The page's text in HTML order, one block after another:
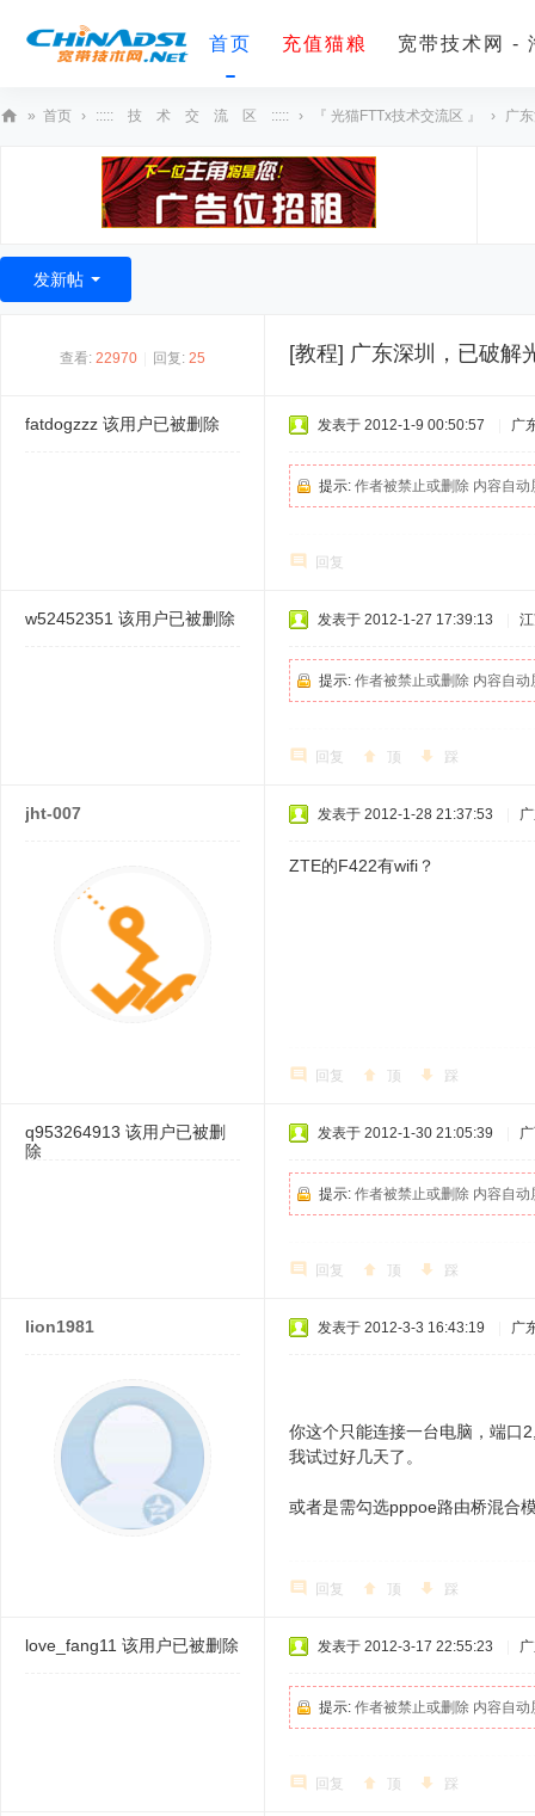
首页 充值猫粮 宽带技术网 -
术
» 首页 › ::::: 技 术 交 流 区 ::::: › 『 光猫FTTx技术交流区 』 › 广
发新帖
查看: 22970 回复: 25 [教程] 广东深圳，已破解
fatdogzzz 该用户已被删除 发表于 2012-1-9 00:50:57 广
提示: 作者被禁止或删除 内容自动
回复
w52452351 该用户已被删除 发表于 2012-1-27 17:39:13
提示: 作者被禁止或删除 内容自动
回复 顶 踩
jht-007 发表于 2012-1-28 21:37:53
ZTE的F422有wifi？
回复 顶 踩
q953264913 该用户已被删
除
发表于 2012-1-30 21:05:39
提示: 作者被禁止或删除 内容自动
回复 顶 踩
lion1981 发表于 2012-3-3 16:43:19 广
你这个只能连接一台电脑，端口
我试过好几天了。
或者是需勾选pppoe路由桥混合
回复 顶 踩
love_fang11 该用户已被删除 发表于 2012-3-17 22:55:23
提示: 作者被禁止或删除 内容自动
回复 顶 踩